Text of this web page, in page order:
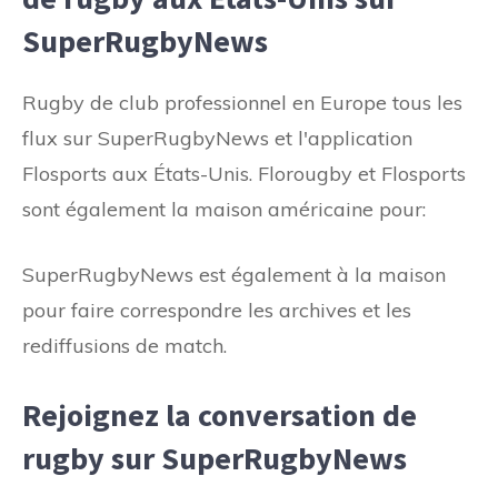
SuperRugbyNews
Rugby de club professionnel en Europe tous les
flux sur SuperRugbyNews et l'application
Flosports aux États-Unis. Florougby et Flosports
sont également la maison américaine pour:
SuperRugbyNews est également à la maison
pour faire correspondre les archives et les
rediffusions de match.
Rejoignez la conversation de
rugby sur SuperRugbyNews